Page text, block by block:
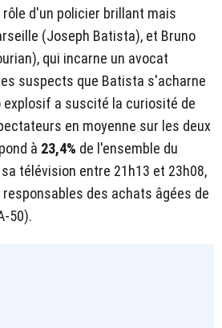
rôle d'un policier brillant mais
(Joseph Batista), et Bruno
qui incarne un avocat
suspects que Batista s'acharne
explosif a suscité la curiosité de
en moyenne sur les deux
à 23,4% de l'ensemble du
télévision entre 21h13 et 23h08,
responsables des achats âgées de
50).